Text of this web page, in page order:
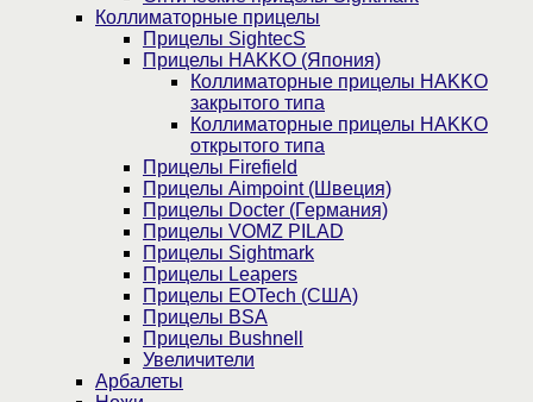
Коллиматорные прицелы
Прицелы SightecS
Прицелы HAKKO (Япония)
Коллиматорные прицелы HAKKO
закрытого типа
Коллиматорные прицелы HAKKO
открытого типа
Прицелы Firefield
Прицелы Aimpoint (Швеция)
Прицелы Docter (Германия)
Прицелы VOMZ PILAD
Прицелы Sightmark
Прицелы Leapers
Прицелы EOTech (США)
Прицелы BSA
Прицелы Bushnell
Увеличители
Арбалеты